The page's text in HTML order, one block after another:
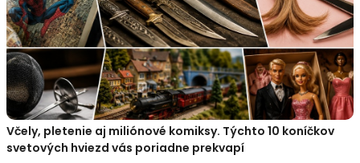
Včely, pletenie aj miliónové komiksy. Týchto 10 koníčkov
svetových hviezd vás poriadne prekvapí